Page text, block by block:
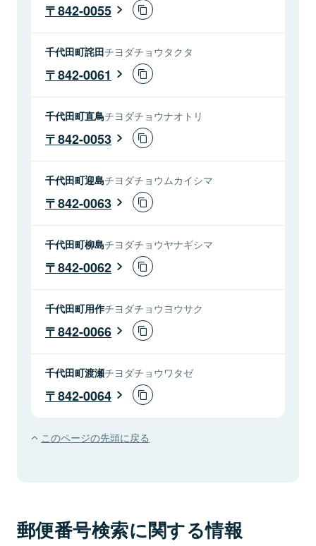
842-0055
千代田町詫田チヨダチョウタクタ
842-0061
千代田町直鳥チヨダチョウナオトリ
842-0053
千代田町迎島チヨダチョウムカイシマ
842-0063
千代田町柳島チヨダチョウヤナギシマ
842-0062
千代田町用作チヨダチョウヨウサク
842-0066
千代田町渡瀬チヨダチョウワタゼ
842-0064
このページの先頭に戻る
郵便番号検索に関する情報